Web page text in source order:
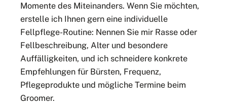
Momente des Miteinanders. Wenn Sie möchten,
erstelle ich Ihnen gern eine individuelle
Fellpflege-Routine: Nennen Sie mir Rasse oder
Fellbeschreibung, Alter und besondere
Auffälligkeiten, und ich schneidere konkrete
Empfehlungen für Bürsten, Frequenz,
Pflegeprodukte und mögliche Termine beim
Groomer.